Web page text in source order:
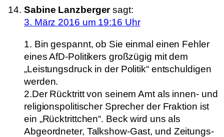
Sabine Lanzberger sagt:
3. März 2016 um 19:16 Uhr
1. Bin gespannt, ob Sie einmal einen Fehler
eines AfD-Politikers großzügig mit dem
„Leistungsdruck in der Politik“ entschuldigen
werden.
2.Der Rücktritt von seinem Amt als innen- und
religionspolitischer Sprecher der Fraktion ist
ein „Rücktrittchen“. Beck wird uns als
Abgeordneter, Talkshow-Gast, und Zeitungs-